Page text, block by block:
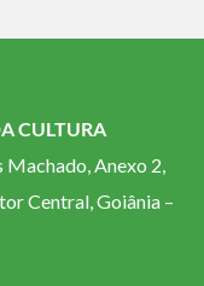
CULTURA
Anexo 2,
Central, Goiânia –